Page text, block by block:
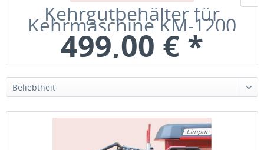
Kehrgutbehälter für
Kehrmaschine KM-1200
499,00 € *
Bruttopreis: 593,81 €inkl. MwSt
Beliebtheit